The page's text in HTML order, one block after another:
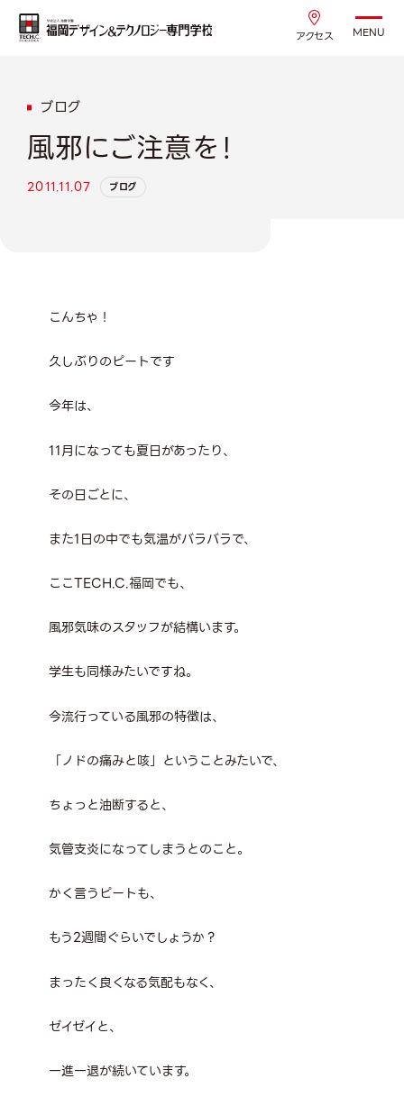
アクセス MENU
ブログ
風邪にご注意を！
2011.11.07 ブログ
こんちゃ！
久しぶりのピートです
今年は、
11月になっても夏日があったり、
その日ごとに、
また1日の中でも気温がバラバラで、
ここTECH.C.福岡でも、
風邪気味のスタッフが結構います。
学生も同様みたいですね。
今流行っている風邪の特徴は、
「ノドの痛みと咳」ということみたいで、
ちょっと油断すると、
気管支炎になってしまうとのこと。
かく言うピートも、
もう2週間ぐらいでしょうか？
まったく良くなる気配もなく、
ゼイゼイと、
一進一退が続いています。